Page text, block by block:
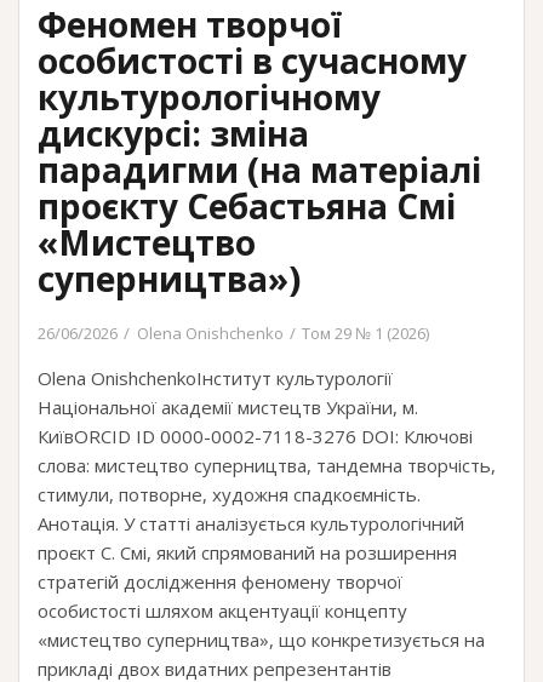
Феномен творчої
особистості в сучасному
культурологічному
дискурсі: зміна
парадигми (на матеріалі
проєкту Себастьяна Смі
«Мистецтво
суперництва»)
26/06/2026 Olena Onishchenko Том 29 № 1 (2026)
Olena OnishchenkoІнститут культурології
Національної академії мистецтв України, м.
КиївORCID ID 0000-0002-7118-3276 DOI: Ключові
слова: мистецтво суперництва, тандемна творчість,
стимули, потворне, художня спадкоємність.
Анотація. У статті аналізується культурологічний
проєкт С. Смі, який спрямований на розширення
стратегій дослідження феномену творчої
особистості шляхом акцентуації концепту
«мистецтво суперництва», що конкретизується на
прикладі двох видатних репрезентантів